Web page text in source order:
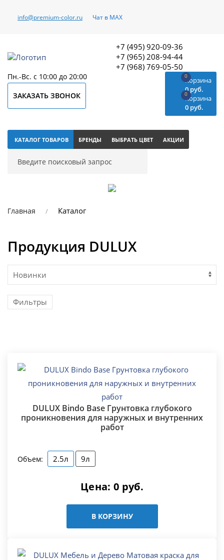
info@premium-color.ru Чат в MAX
+7 (495) 920-09-36
+7 (965) 208-94-44
+7 (968) 769-05-50
Пн.-Вс. с 10:00 до 20:00
ЗАКАЗАТЬ ЗВОНОК
0Корзина
0 руб.
0Корзина
0 руб.
КАТАЛОГ ТОВАРОВ БРЕНДЫ ВЫБРАТЬ ЦВЕТ АКЦИИ
Главная Каталог
Продукция DULUX
Фильтры
DULUX Bindo Base Грунтовка глубокого
проникновения для наружных и внутренних
работ
Объем: 2.5л 9л
Цена: 0 руб.
В КОРЗИНУ